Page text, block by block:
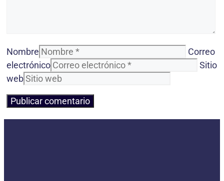
Nombre
Correo
electrónico
Sitio
web